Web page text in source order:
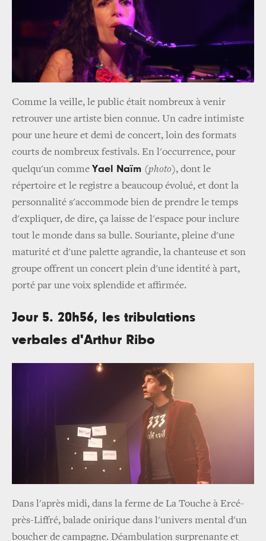
Comme la veille, le public était nombreux à venir
retrouver une artiste bien connue. Un cadre intimiste
pour une heure et demi de concert, loin des formats
courts de nombreux festivals. En l'occurrence, pour
quelqu'un comme Yael Naïm (photo), dont le
répertoire et le registre a beaucoup évolué, et dont la
personnalité s'accommode bien de prendre le temps
d'expliquer, de dire, ça laisse de l'espace pour inclure
tout le monde dans sa bulle. Souriante, pleine d'une
maturité et d'une palette agrandie, la chanteuse et son
groupe offrent un concert plein d'une identité à part,
porté par une voix splendide et affirmée.
Jour 5. 20h56, les tribulations
verbales d'Arthur Ribo
Dans l'après midi, dans la ferme de La Touche à Ercé­-
près-­Liffré, balade onirique dans l'univers mental d'un
boucher de campagne. Déambulation surprenante et